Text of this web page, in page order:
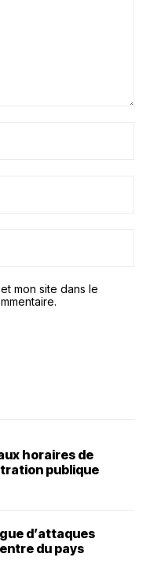
mon site dans le
horaires de
publique
d’attaques
du pays